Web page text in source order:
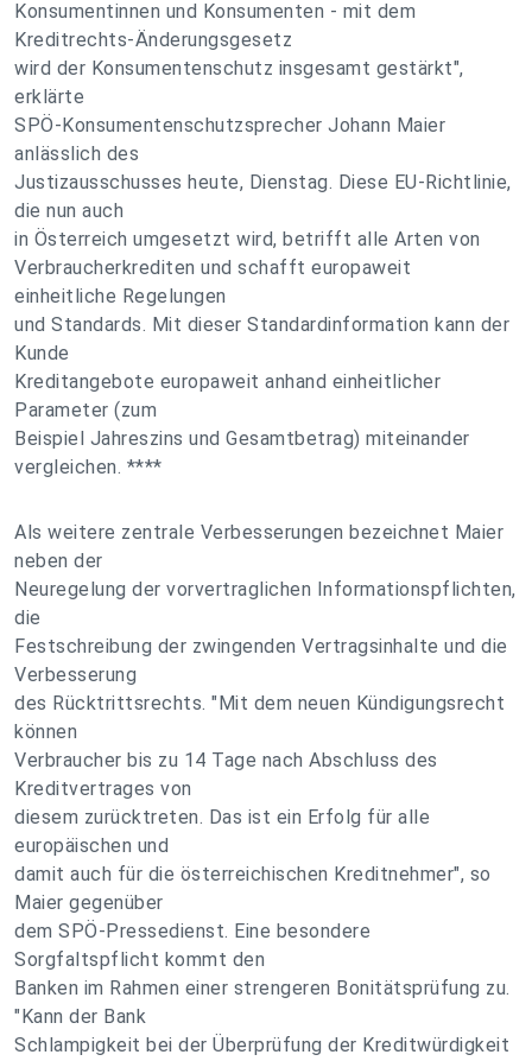
Konsumentinnen und Konsumenten - mit dem
Kreditrechts-Änderungsgesetz
wird der Konsumentenschutz insgesamt gestärkt",
erklärte
SPÖ-Konsumentenschutzsprecher Johann Maier
anlässlich des
Justizausschusses heute, Dienstag. Diese EU-Richtlinie,
die nun auch
in Österreich umgesetzt wird, betrifft alle Arten von
Verbraucherkrediten und schafft europaweit
einheitliche Regelungen
und Standards. Mit dieser Standardinformation kann der
Kunde
Kreditangebote europaweit anhand einheitlicher
Parameter (zum
Beispiel Jahreszins und Gesamtbetrag) miteinander
vergleichen. ****
Als weitere zentrale Verbesserungen bezeichnet Maier
neben der
Neuregelung der vorvertraglichen Informationspflichten,
die
Festschreibung der zwingenden Vertragsinhalte und die
Verbesserung
des Rücktrittsrechts. "Mit dem neuen Kündigungsrecht
können
Verbraucher bis zu 14 Tage nach Abschluss des
Kreditvertrages von
diesem zurücktreten. Das ist ein Erfolg für alle
europäischen und
damit auch für die österreichischen Kreditnehmer", so
Maier gegenüber
dem SPÖ-Pressedienst. Eine besondere
Sorgfaltspflicht kommt den
Banken im Rahmen einer strengeren Bonitätsprüfung zu.
"Kann der Bank
Schlampigkeit bei der Überprüfung der Kreditwürdigkeit